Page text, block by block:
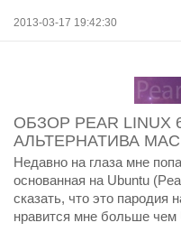
2013-03-17 19:42:30
ОБЗОР PEAR
АЛЬТЕРНАТИВА MAC
Недавно на глаза мне
основанная на Ubuntu
сказать, что это пародия
нравится мне больше